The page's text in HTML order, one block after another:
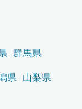
群馬県
県 山梨県